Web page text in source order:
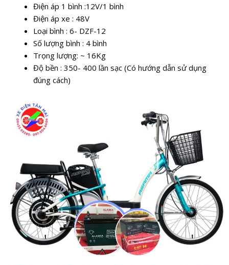
Điện áp 1 bình :12V/1 bình
Điện áp xe : 48V
Loại bình : 6- DZF-12
Số lượng bình : 4 bình
Trọng lượng: ~ 16Kg
Độ bền : 350- 400 lần sạc (Có hướng dẫn sử dụng
đúng cách)